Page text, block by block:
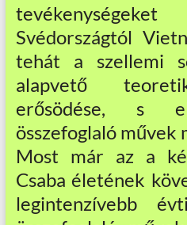
Svédországtól
tehát a szellemi
alapvető
erősödése, s
összefoglaló művek
Most már az a
Csaba életének
legintenzívebb